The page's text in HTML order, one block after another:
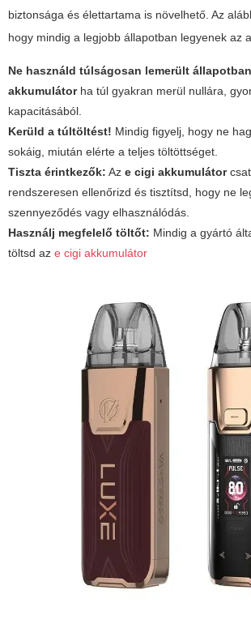
biztonsága és élettartama is növelhető. Az
hogy mindig a legjobb állapotban legyenek az
Ne használd túlságosan lemerült
akkumulátorha túl gyakran merül nullára,
kapacitásából.
Kerüld a túltöltést! Mindig figyelj, hogy ne
sokáig, miután elérte a teljes töltöttséget.
Tiszta érintkezők: Az e cigi akkumulátor
rendszeresen ellenőrizd és tisztítsd, hogy ne
szennyeződés vagy elhasználódás.
Használj megfelelő töltőt: Mindig a gyártó
töltsd az e cigi akkumulátor